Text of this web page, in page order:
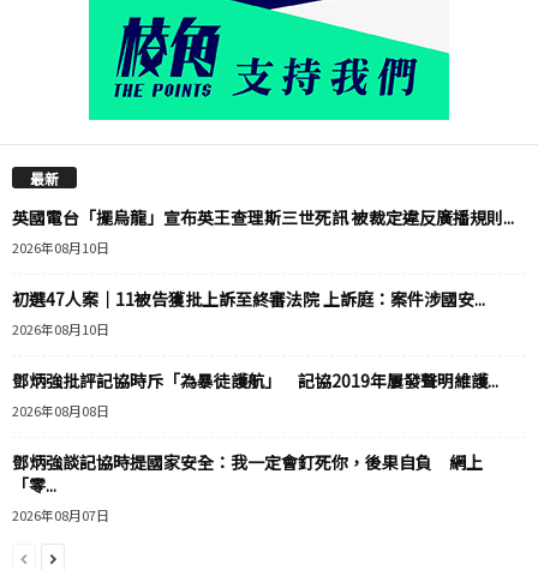
最新
英國電台「擺烏龍」宣布英王查理斯三世死訊 被裁定違反廣播規則...
2026年08月10日
初選47人案｜11被告獲批上訴至終審法院 上訴庭：案件涉國安...
2026年08月10日
鄧炳強批評記協時斥「為暴徒護航」 記協2019年屢發聲明維護...
2026年08月08日
鄧炳強談記協時提國家安全：我一定會釘死你，後果自負 網上
「零...
2026年08月07日